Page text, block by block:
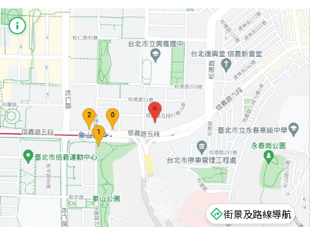
街景及路線導航